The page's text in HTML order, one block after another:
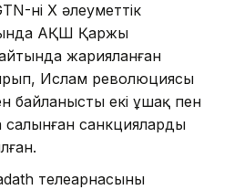
нің X әлеуметтік
АҚШ Қаржы
жарияланған
Ислам революциясы
байланысты екі ұшақ пен
санкциялардың
телеарнасының